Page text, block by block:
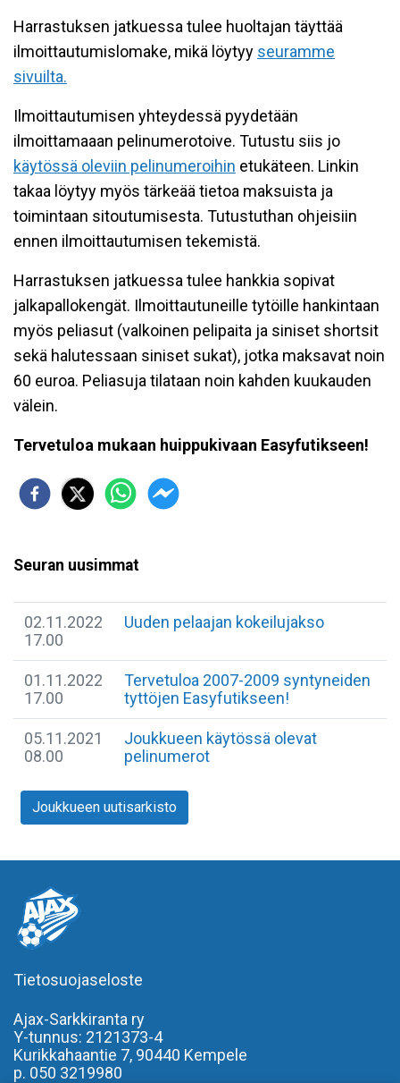
Harrastuksen jatkuessa tulee huoltajan täyttää
ilmoittautumislomake, mikä löytyy seuramme
sivuilta.
Ilmoittautumisen yhteydessä pyydetään
ilmoittamaaan pelinumerotoive. Tutustu siis jo
käytössä oleviin pelinumeroihin etukäteen. Linkin
takaa löytyy myös tärkeää tietoa maksuista ja
toimintaan sitoutumisesta. Tutustuthan ohjeisiin
ennen ilmoittautumisen tekemistä.
Harrastuksen jatkuessa tulee hankkia sopivat
jalkapallokengät. Ilmoittautuneille tytöille hankintaan
myös peliasut (valkoinen pelipaita ja siniset shortsit
sekä halutessaan siniset sukat), jotka maksavat noin
60 euroa. Peliasuja tilataan noin kahden kuukauden
välein.
Tervetuloa mukaan huippukivaan Easyfutikseen!
Seuran uusimmat
02.11.2022
17.00
Uuden pelaajan kokeilujakso
01.11.2022
17.00
Tervetuloa 2007-2009 syntyneiden
tyttöjen Easyfutikseen!
05.11.2021
08.00
Joukkueen käytössä olevat
pelinumerot
Joukkueen uutisarkisto
Tietosuojaseloste
Ajax-Sarkkiranta ry
Y-tunnus: 2121373-4
Kurikkahaantie 7, 90440 Kempele
p. 050 3219980